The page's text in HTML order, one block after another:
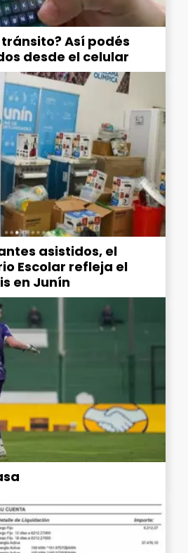
Así podés
desde el celular
asistidos, el
Escolar refleja el
en Junín